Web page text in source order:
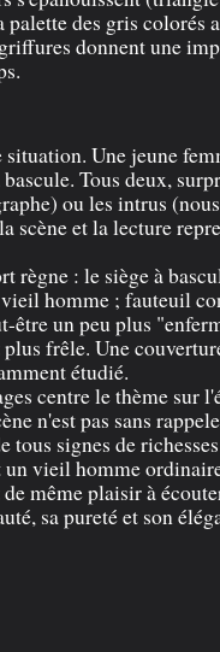
des gris colorés
donnent une
Une jeune
Tous deux,
ou les intrus
scène et la lecture
règne : le siège à
homme ; fauteuil
être un peu plus
frêle. Une
étudié.
centre le thème sur
n'est pas sans
signes de
vieil homme
même plaisir à
sa pureté et son